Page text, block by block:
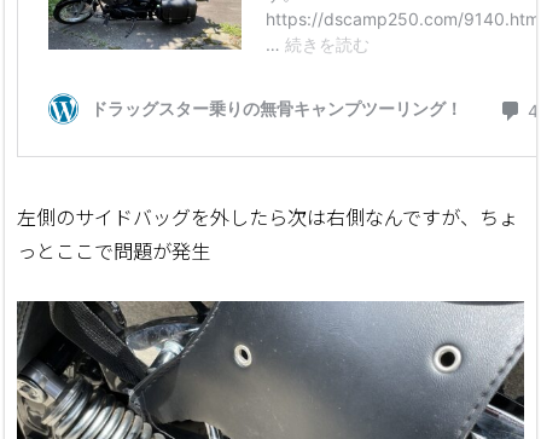
左側のサイドバッグを外したら次は右側なんですが、ちょ
っとここで問題が発生